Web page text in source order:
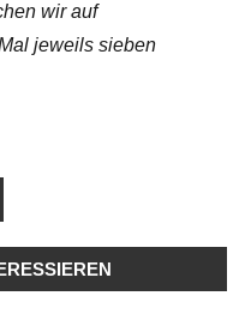
wir auf
jeweils sieben